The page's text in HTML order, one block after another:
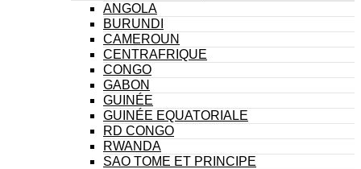
ANGOLA
BURUNDI
CAMEROUN
CENTRAFRIQUE
CONGO
GABON
GUINÉE
GUINÉE EQUATORIALE
RD CONGO
RWANDA
SAO TOME ET PRINCIPE